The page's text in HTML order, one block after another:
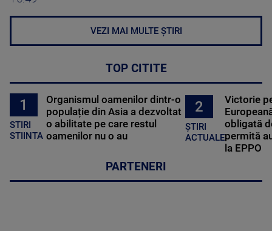
VEZI MAI MULTE ȘTIRI
TOP CITITE
1
STIRI
STIINTA
Organismul oamenilor dintr-o
populație din Asia a dezvoltat
o abilitate pe care restul
oamenilor nu o au
2
ȘTIRI
ACTUALE
Victorie
obligată
permită
la EPPO
PARTENERI